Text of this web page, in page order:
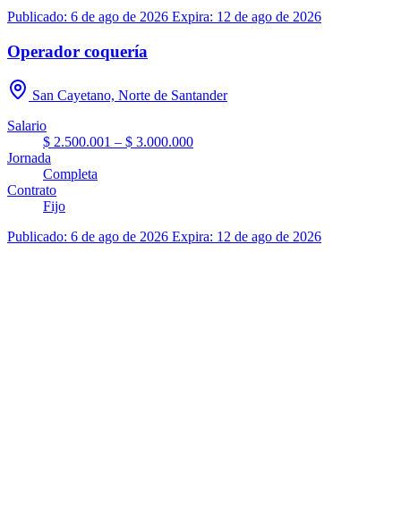
Publicado: 6 de ago de 2026 Expira: 12 de ago de 2026
Operador coquería
San Cayetano, Norte de Santander
Salario
$ 2.500.001 – $ 3.000.000
Jornada
Completa
Contrato
Fijo
Publicado: 6 de ago de 2026 Expira: 12 de ago de 2026